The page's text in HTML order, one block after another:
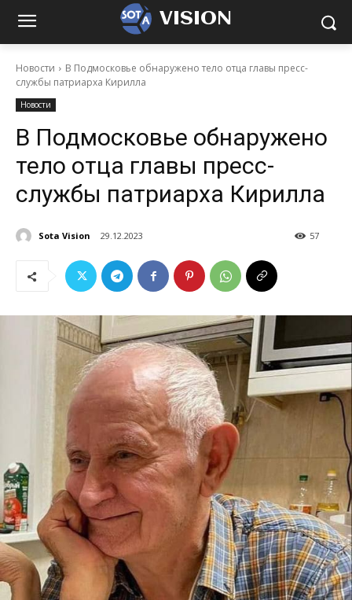
VISION
Новости
В Подмосковье обнаружено тело отца главы пресс-
службы патриарха Кирилла
Новости
В Подмосковье обнаружено
тело отца главы пресс-
службы патриарха Кирилла
Sota Vision 29.12.2023 57